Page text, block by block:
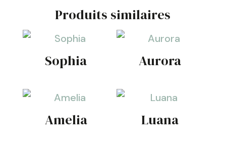
Produits similaires
Sophia Aurora
Amelia Luana